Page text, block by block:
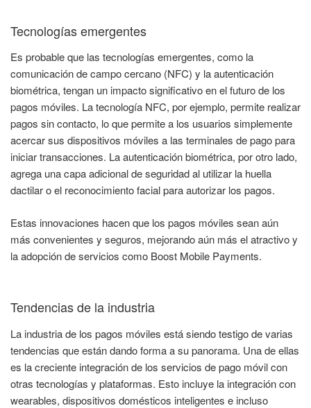
Tecnologías emergentes
Es probable que las tecnologías emergentes, como la
comunicación de campo cercano (NFC) y la autenticación
biométrica, tengan un impacto significativo en el futuro de los
pagos móviles. La tecnología NFC, por ejemplo, permite realizar
pagos sin contacto, lo que permite a los usuarios simplemente
acercar sus dispositivos móviles a las terminales de pago para
iniciar transacciones. La autenticación biométrica, por otro lado,
agrega una capa adicional de seguridad al utilizar la huella
dactilar o el reconocimiento facial para autorizar los pagos.
Estas innovaciones hacen que los pagos móviles sean aún
más convenientes y seguros, mejorando aún más el atractivo y
la adopción de servicios como Boost Mobile Payments.
Tendencias de la industria
La industria de los pagos móviles está siendo testigo de varias
tendencias que están dando forma a su panorama. Una de ellas
es la creciente integración de los servicios de pago móvil con
otras tecnologías y plataformas. Esto incluye la integración con
wearables, dispositivos domésticos inteligentes e incluso